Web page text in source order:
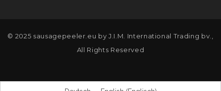
© 2025 sausagepeeler.eu by J.I.M. International Trading bv.,
All Rights Reserved